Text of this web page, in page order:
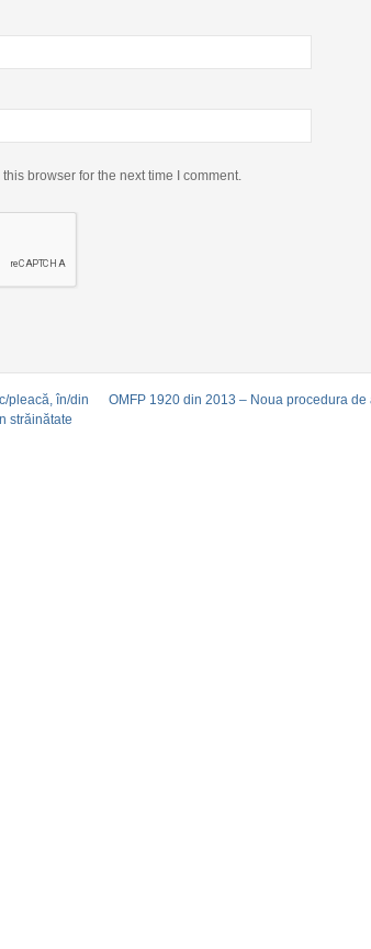
browser for the next time I comment.
pleacă, în/din
străinătate
OMFP 1920 din 2013 – Noua procedura de